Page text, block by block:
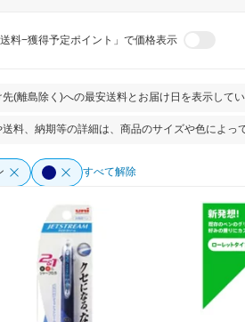
送料−獲得予定ポイント」で価格表示
先(離島除く)への最安送料とお届け日を表示して
送料、納期等の詳細は、商品のサイズや色によっ
すべて解除